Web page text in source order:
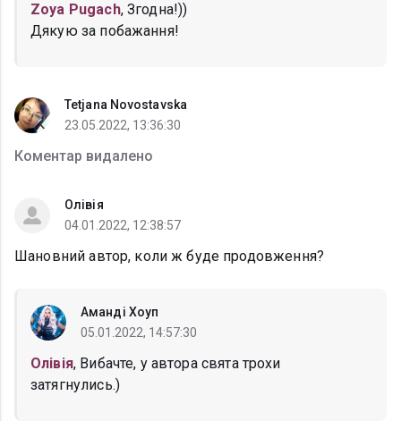
Zoya Pugach, Згодна!))
Дякую за побажання!
Tetjana Novostavska
23.05.2022, 13:36:30
Коментар видалено
Олівія
04.01.2022, 12:38:57
Шановний автор, коли ж буде продовження?
Аманді Хоуп
05.01.2022, 14:57:30
Олівія, Вибачте, у автора свята трохи
затягнулись.)